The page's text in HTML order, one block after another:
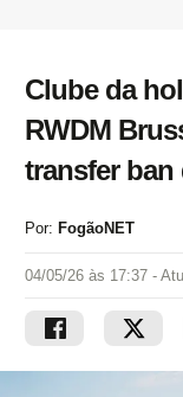
Clube da
RWDM
transfer ban
Por: FogãoNET
04/05/26 às 17:37 -